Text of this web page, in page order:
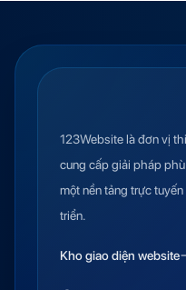
123Website là đơn vị
cung cấp giải pháp
một nền tảng trực
triển.
Kho giao diện website